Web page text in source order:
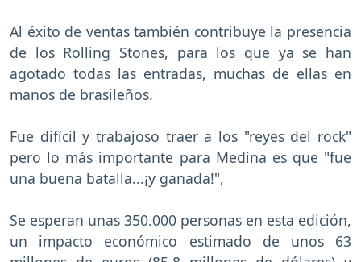
Al éxito de ventas también contribuye la presencia
de los Rolling Stones, para los que ya se han
agotado todas las entradas, muchas de ellas en
manos de brasileños.
Fue difícil y trabajoso traer a los "reyes del rock"
pero lo más importante para Medina es que "fue
una buena batalla...¡y ganada!",
Se esperan unas 350.000 personas en esta edición,
un impacto económico estimado de unos 63